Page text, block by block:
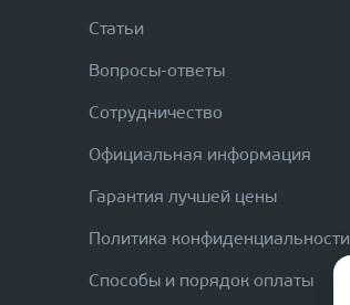
Статьи
Вопросы-ответы
Сотрудничество
Официальная информация
Гарантия лучшей цены
Политика конфиденциальности
Способы и порядок оплаты